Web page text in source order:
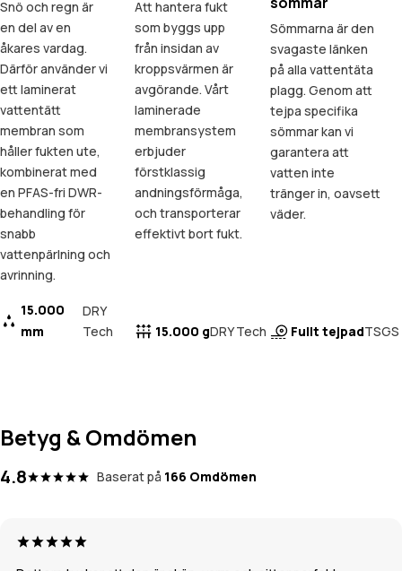
Snö och regn är
en del av en
åkares vardag.
Därför använder vi
ett laminerat
vattentätt
membran som
håller fukten ute,
kombinerat med
en PFAS-fri DWR-
behandling för
snabb
vattenpärlning och
avrinning.
15.000
mm
DRY
Tech
Att hantera fukt
som byggs upp
från insidan av
kroppsvärmen är
avgörande. Vårt
laminerade
membransystem
erbjuder
förstklassig
andningsförmåga,
och transporterar
effektivt bort fukt.
15.000 gDRY Tech
Sömmarna är den
svagaste länken
på alla vattentäta
plagg. Genom att
tejpa specifika
sömmar kan vi
garantera att
vatten inte
tränger in, oavsett
väder.
Fullt tejpadTSGS
Betyg & Omdömen
4.8 Baserat på 166 Omdömen